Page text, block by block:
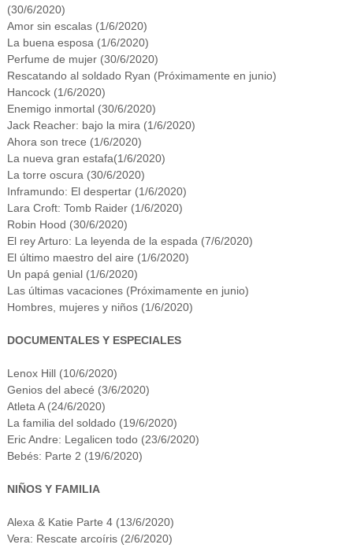
(30/6/2020)
Amor sin escalas (1/6/2020)
La buena esposa (1/6/2020)
Perfume de mujer (30/6/2020)
Rescatando al soldado Ryan (Próximamente en junio)
Hancock (1/6/2020)
Enemigo inmortal (30/6/2020)
Jack Reacher: bajo la mira (1/6/2020)
Ahora son trece (1/6/2020)
La nueva gran estafa(1/6/2020)
La torre oscura (30/6/2020)
Inframundo: El despertar (1/6/2020)
Lara Croft: Tomb Raider (1/6/2020)
Robin Hood (30/6/2020)
El rey Arturo: La leyenda de la espada (7/6/2020)
El último maestro del aire (1/6/2020)
Un papá genial (1/6/2020)
Las últimas vacaciones (Próximamente en junio)
Hombres, mujeres y niños (1/6/2020)
DOCUMENTALES Y ESPECIALES
Lenox Hill (10/6/2020)
Genios del abecé (3/6/2020)
Atleta A (24/6/2020)
La familia del soldado (19/6/2020)
Eric Andre: Legalicen todo (23/6/2020)
Bebés: Parte 2 (19/6/2020)
NIÑOS Y FAMILIA
Alexa & Katie Parte 4 (13/6/2020)
Vera: Rescate arcoíris (2/6/2020)